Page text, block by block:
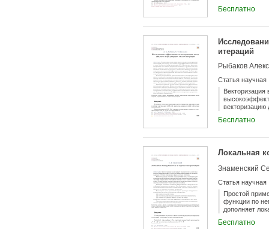
Бесплатно
итераций
Рыбаков
Статья научная
Векторизация
векторизацию
профилем
реализация
неудобным
их
низкой
Бесплатно
Локальная
Знаменский
Статья научная
Простой
функции по
дополняет
Новый подход
Бесплатно